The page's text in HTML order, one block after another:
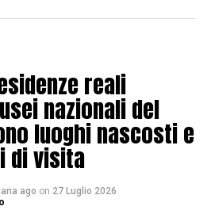
reali
nazionali del
luoghi nascosti e
di visita
ago on 27 Luglio 2026